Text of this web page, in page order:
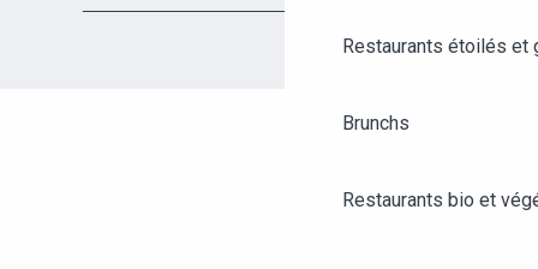
Restaurants étoilés et
Brunchs
Restaurants bio et